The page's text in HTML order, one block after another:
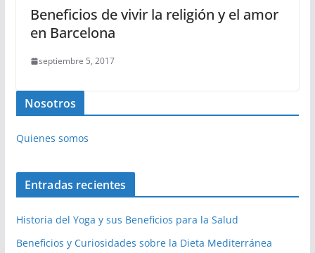
Beneficios de vivir la religión y el amor
en Barcelona
septiembre 5, 2017
Nosotros
Quienes somos
Entradas recientes
Historia del Yoga y sus Beneficios para la Salud
Beneficios y Curiosidades sobre la Dieta Mediterránea